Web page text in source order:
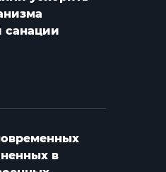
санации
в